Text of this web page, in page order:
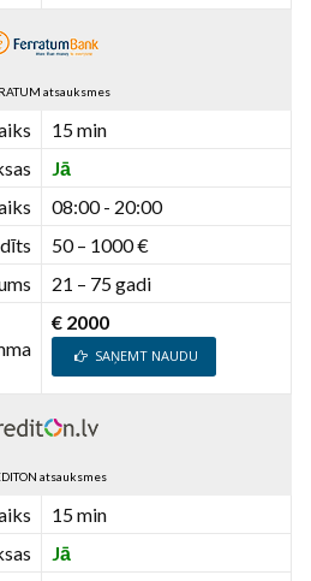
atsauksmes
15 min
Jā
08:00 - 20:00
50 – 1000 €
21 – 75 gadi
€ 2000
SAŅEMT NAUDU
atsauksmes
15 min
Jā